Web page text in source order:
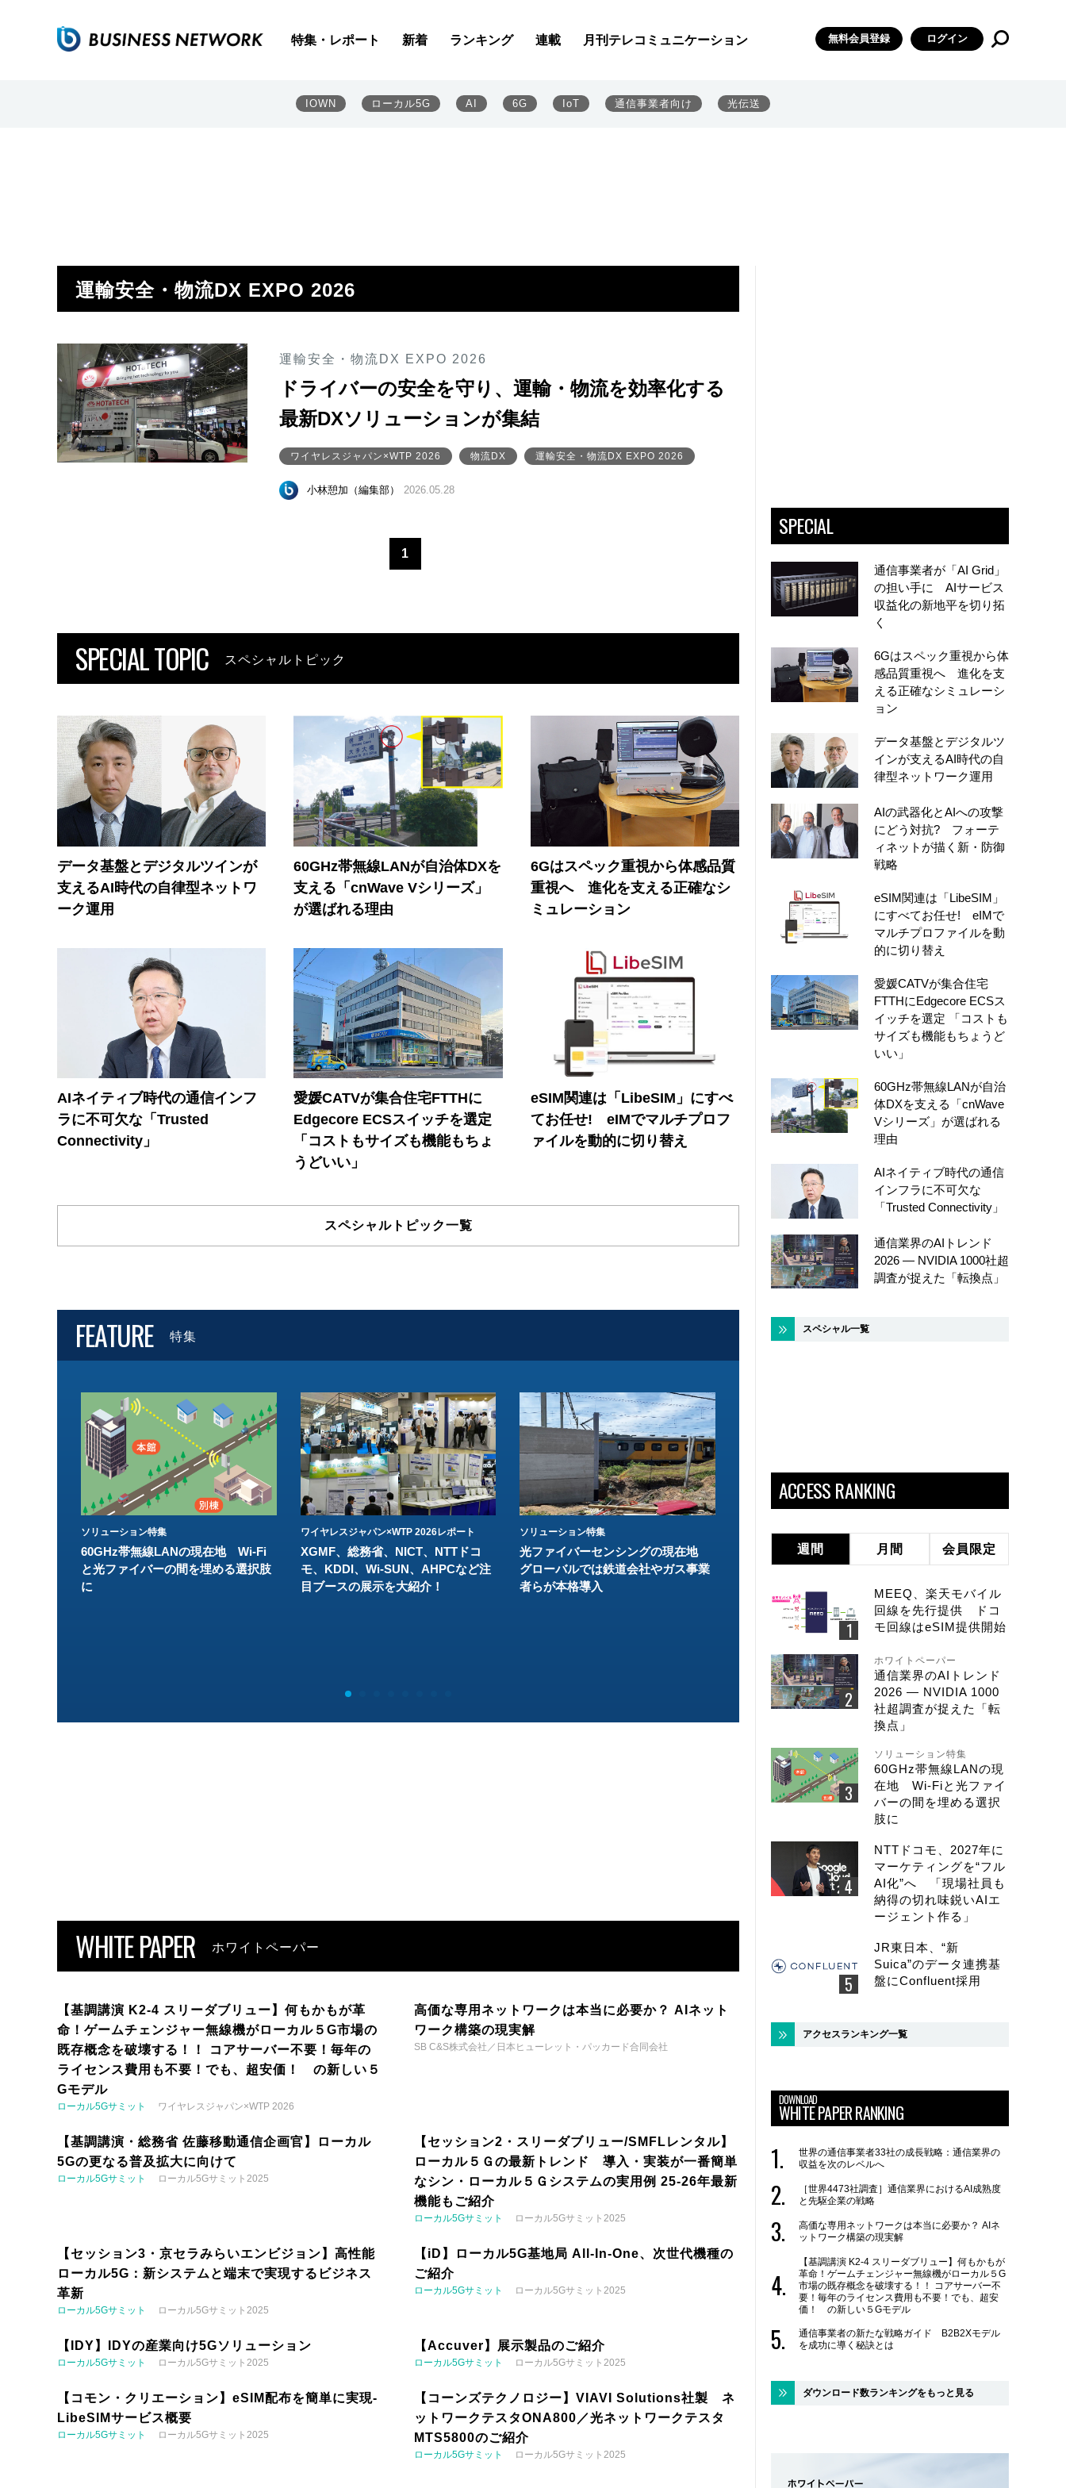
特集・レポート 新着 ランキング 連載 月刊テレコミュニケーション 無料会員登録 ログイン
IOWN ローカル5G AI 6G IoT 通信事業者向け 光伝送
運輸安全・物流DX EXPO 2026
運輸安全・物流DX EXPO 2026
ドライバーの安全を守り、運輸・物流を効率化する
最新DXソリューションが集結
ワイヤレスジャパン×WTP 2026 物流DX 運輸安全・物流DX EXPO 2026
小林憩加（編集部） 2026.05.28
1
SPECIAL TOPIC スペシャルトピック
データ基盤とデジタルツインが
支えるAI時代の自律型ネットワ
ーク運用
60GHz帯無線LANが自治体DXを
支える「cnWave Vシリーズ」
が選ばれる理由
6Gはスペック重視から体感品質
重視へ 進化を支える正確なシ
ミュレーション
AIネイティブ時代の通信インフ
ラに不可欠な「Trusted
Connectivity」
愛媛CATVが集合住宅FTTHに
Edgecore ECSスイッチを選定
「コストもサイズも機能もちょ
うどいい」
eSIM関連は「LibeSIM」にすべ
てお任せ! eIMでマルチプロフ
ァイルを動的に切り替え
スペシャルトピック一覧
FEATURE 特集
ソリューション特集
60GHz帯無線LANの現在地 Wi-Fi
と光ファイバーの間を埋める選択肢
に
ワイヤレスジャパン×WTP 2026レポート
XGMF、総務省、NICT、NTTドコ
モ、KDDI、Wi-SUN、AHPCなど注
目ブースの展示を大紹介！
ソリューション特集
光ファイバーセンシングの現在地
グローバルでは鉄道会社やガス事業
者らが本格導入
ソリューション特集
イーサネットで作るGPUネットワー
ク 間近に迫る1.6TbE時代とローカ
ソリューション特集
6GHz帯Wi-Fiは「
末」で Wi-Fi 7へ
こう
WHITE PAPER ホワイトペーパー
【基調講演 K2-4 スリーダブリュー】何もかもが革
命！ゲームチェンジャー無線機がローカル５G市場の
既存概念を破壊する！！ コアサーバー不要！毎年の
ライセンス費用も不要！でも、超安価！ の新しい５
Gモデル
ローカル5Gサミット ワイヤレスジャパン×WTP 2026
高価な専用ネットワークは本当に必要か？ AIネット
ワーク構築の現実解
SB C&S株式会社／日本ヒューレット・パッカード合同会社
【基調講演・総務省 佐藤移動通信企画官】ローカル
5Gの更なる普及拡大に向けて
ローカル5Gサミット ローカル5Gサミット2025
【セッション2・スリーダブリュー/SMFLレンタル】
ローカル５Ｇの最新トレンド 導入・実装が一番簡単
なシン・ローカル５Ｇシステムの実用例 25-26年最新
機能もご紹介
ローカル5Gサミット ローカル5Gサミット2025
【セッション3・京セラみらいエンビジョン】高性能
ローカル5G：新システムと端末で実現するビジネス
革新
ローカル5Gサミット ローカル5Gサミット2025
【iD】ローカル5G基地局 All-In-One、次世代機種の
ご紹介
ローカル5Gサミット ローカル5Gサミット2025
【IDY】IDYの産業向け5Gソリューション
ローカル5Gサミット ローカル5Gサミット2025
【Accuver】展示製品のご紹介
ローカル5Gサミット ローカル5Gサミット2025
【コモン・クリエーション】eSIM配布を簡単に実現-
LibeSIMサービス概要
ローカル5Gサミット ローカル5Gサミット2025
【コーンズテクノロジー】VIAVI Solutions社製 ネ
ットワークテスタONA800／光ネットワークテスタ
MTS5800のご紹介
ローカル5Gサミット ローカル5Gサミット2025
SPECIAL
通信事業者が「AI Grid」
の担い手に AIサービス
収益化の新地平を切り拓
く
6Gはスペック重視から体
感品質重視へ 進化を支
える正確なシミュレーシ
ョン
データ基盤とデジタルツ
インが支えるAI時代の自
律型ネットワーク運用
AIの武器化とAIへの攻撃
にどう対抗? フォーテ
ィネットが描く新・防御
戦略
eSIM関連は「LibeSIM」
にすべてお任せ! eIMで
マルチプロファイルを動
的に切り替え
愛媛CATVが集合住宅
FTTHにEdgecore ECSス
イッチを選定 「コストも
サイズも機能もちょうど
いい」
60GHz帯無線LANが自治
体DXを支える「cnWave
Vシリーズ」が選ばれる
理由
AIネイティブ時代の通信
インフラに不可欠な
「Trusted Connectivity」
通信業界のAIトレンド
2026 ― NVIDIA 1000社超
調査が捉えた「転換点」
スペシャル一覧
ACCESS RANKING
週間 月間 会員限定
MEEQ、楽天モバイル
回線を先行提供 ドコ
モ回線はeSIM提供開始
ホワイトペーパー
通信業界のAIトレンド
2026 ― NVIDIA 1000
社超調査が捉えた「転
換点」
ソリューション特集
60GHz帯無線LANの現
在地 Wi-Fiと光ファイ
バーの間を埋める選択
肢に
NTTドコモ、2027年に
マーケティングを“フル
AI化”へ 「現場社員も
納得の切れ味鋭いAIエ
ージェント作る」
JR東日本、“新
Suica”のデータ連携基
盤にConfluent採用
アクセスランキング一覧
DOWNLOAD
WHITE PAPER RANKING
世界の通信事業者33社の成長戦略：通信業界の
収益を次のレベルへ
［世界4473社調査］通信業界におけるAI成熟度
と先駆企業の戦略
高価な専用ネットワークは本当に必要か？ AIネ
ットワーク構築の現実解
【基調講演 K2-4 スリーダブリュー】何もかもが
革命！ゲームチェンジャー無線機がローカル５G
市場の既存概念を破壊する！！ コアサーバー不
要！毎年のライセンス費用も不要！でも、超安
価！ の新しい５Gモデル
通信事業者の新たな戦略ガイド B2B2Xモデル
を成功に導く秘訣とは
ダウンロード数ランキングをもっと見る